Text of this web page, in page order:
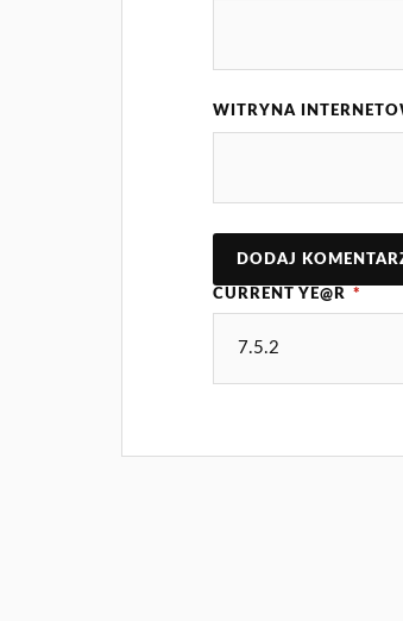
WITRYNA
CURRENT YE@R *